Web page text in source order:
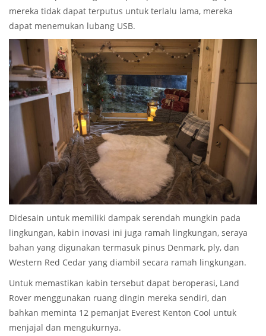
mereka tidak dapat terputus untuk terlalu lama, mereka
dapat menemukan lubang USB.
Didesain untuk memiliki dampak serendah mungkin pada
lingkungan, kabin inovasi ini juga ramah lingkungan, seraya
bahan yang digunakan termasuk pinus Denmark, ply, dan
Western Red Cedar yang diambil secara ramah lingkungan.
Untuk memastikan kabin tersebut dapat beroperasi, Land
Rover menggunakan ruang dingin mereka sendiri, dan
bahkan meminta 12 pemanjat Everest Kenton Cool untuk
menjajal dan mengukurnya.